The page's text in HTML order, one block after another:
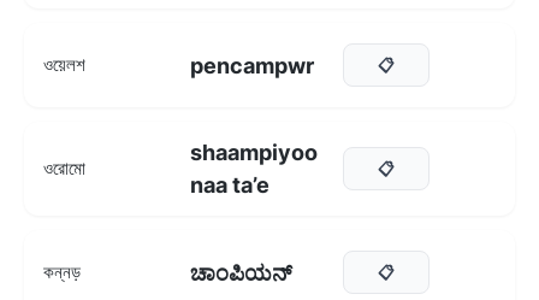
ওয়েলশ pencampwr 📋
ওরোমো
shaampiyoo
naa ta’e
📋
কন্নড় ಚಾಂಪಿಯನ್ 📋